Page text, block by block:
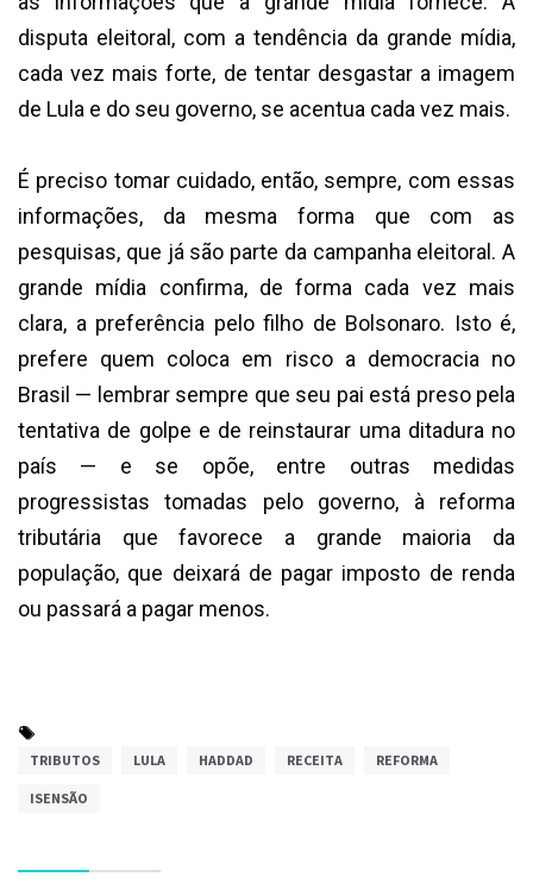
disputa eleitoral, com a tendência da grande mídia,
cada vez mais forte, de tentar desgastar a imagem
de Lula e do seu governo, se acentua cada vez mais.
É preciso tomar cuidado, então, sempre, com essas
informações, da mesma forma que com as
pesquisas, que já são parte da campanha eleitoral. A
grande mídia confirma, de forma cada vez mais
clara, a preferência pelo filho de Bolsonaro. Isto é,
prefere quem coloca em risco a democracia no
Brasil — lembrar sempre que seu pai está preso pela
tentativa de golpe e de reinstaurar uma ditadura no
país — e se opõe, entre outras medidas
progressistas tomadas pelo governo, à reforma
tributária que favorece a grande maioria da
população, que deixará de pagar imposto de renda
ou passará a pagar menos.
TRIBUTOS LULA HADDAD RECEITA REFORMA
ISENSÃO